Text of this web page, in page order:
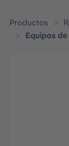
Productos
Equipos
Omitir